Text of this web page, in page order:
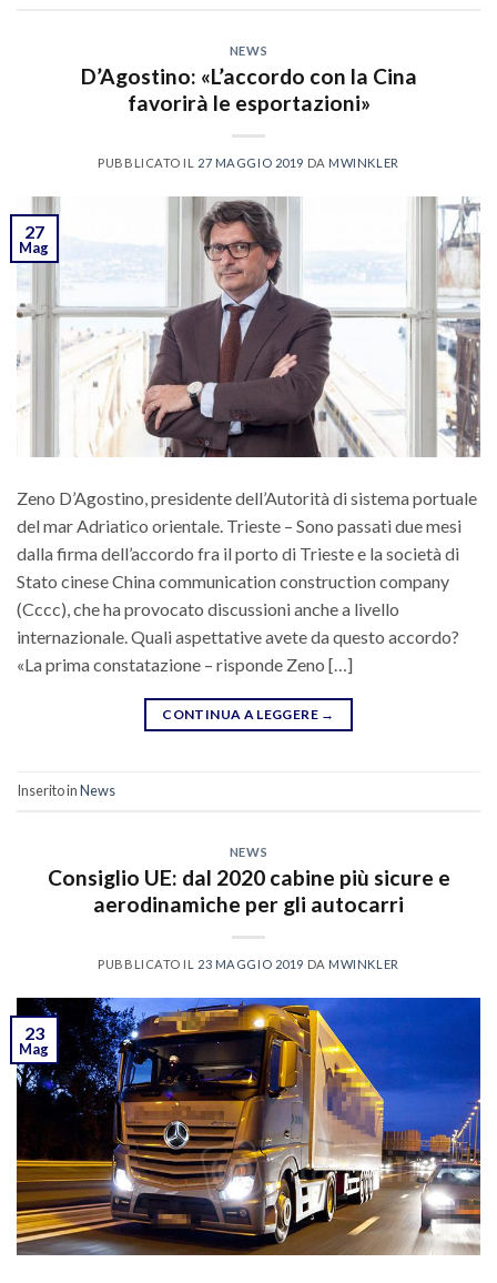
NEWS
D’Agostino: «L’accordo con la Cina
favorirà le esportazioni»
PUBBLICATO IL 27 MAGGIO 2019 DA MWINKLER
27
Mag
Zeno D’Agostino, presidente dell’Autorità di sistema portuale
del mar Adriatico orientale. Trieste – Sono passati due mesi
dalla firma dell’accordo fra il porto di Trieste e la società di
Stato cinese China communication construction company
(Cccc), che ha provocato discussioni anche a livello
internazionale. Quali aspettative avete da questo accordo?
«La prima constatazione – risponde Zeno […]
CONTINUA A LEGGERE →
Inserito inNews
NEWS
Consiglio UE: dal 2020 cabine più sicure e
aerodinamiche per gli autocarri
PUBBLICATO IL 23 MAGGIO 2019 DA MWINKLER
23
Mag